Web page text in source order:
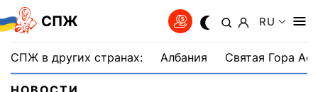
СПЖ RU
СПЖ в других странах: Албания Святая Гора